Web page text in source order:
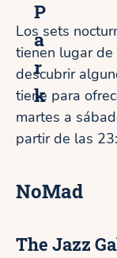
P
a
r
k
Los sets
tienen lugar
descubrir
tiene para
martes a
partir de las
NoMad
The Jazz